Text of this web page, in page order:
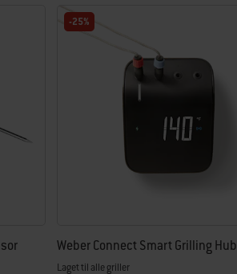
-25%
Weber Connect Smart Grilling Hub
Laget til alle griller